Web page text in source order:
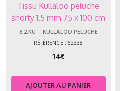
Tissu Kullaloo peluche
shorty 1.5 mm 75 x 100 cm
gouttes 62338
8.2.KU -- KULLALOO PELUCHE
RÉFÉRENCE : 62338
14€
AJOUTER AU PANIER